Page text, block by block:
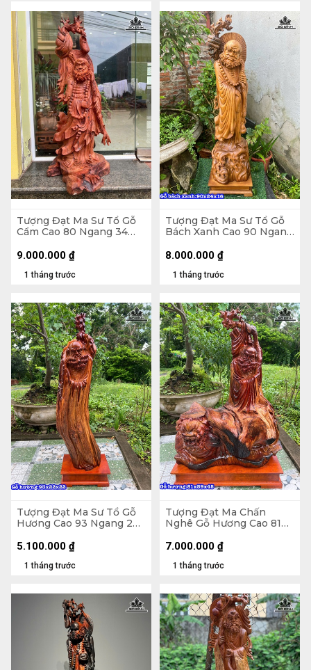
Tượng Đạt Ma Sư Tổ Gỗ
Cẩm Cao 80 Ngang 34
1 tháng trước
9.000.000 ₫
Tượng Đạt Ma Sư Tổ Gỗ
Bách Xanh Cao 90 Ngang
1 tháng trước
8.000.000 ₫
Tượng Đạt Ma Sư Tổ Gỗ
Hương Cao 93 Ngang 22
1 tháng trước
5.100.000 ₫
Tượng Đạt Ma Chấn
Nghê Gỗ Hương Cao 81
1 tháng trước
7.000.000 ₫